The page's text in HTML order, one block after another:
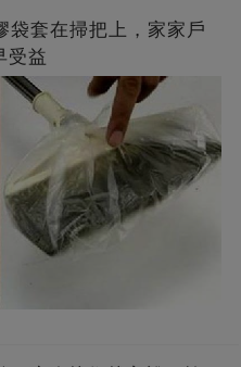
袋套在掃把上，家家戶
受益